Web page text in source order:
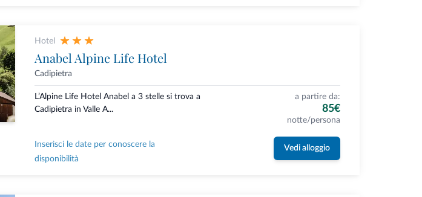
Hotel
Anabel Alpine Life Hotel
Cadipietra
L’Alpine Life Hotel Anabel a 3 stelle si trova a
Cadipietra in Valle A...
a partire da:
85€
notte/persona
Inserisci le date per conoscere la
disponibilità
Vedi alloggio